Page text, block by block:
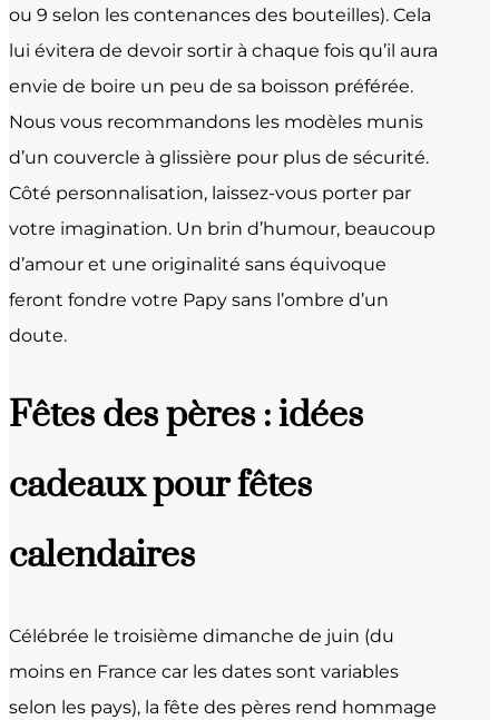
ou 9 selon les contenances des bouteilles). Cela
lui évitera de devoir sortir à chaque fois qu’il aura
envie de boire un peu de sa boisson préférée.
Nous vous recommandons les modèles munis
d’un couvercle à glissière pour plus de sécurité.
Côté personnalisation, laissez-vous porter par
votre imagination. Un brin d’humour, beaucoup
d’amour et une originalité sans équivoque
feront fondre votre Papy sans l’ombre d’un
doute.
Fêtes des pères : idées
cadeaux pour fêtes
calendaires
Célébrée le troisième dimanche de juin (du
moins en France car les dates sont variables
selon les pays), la fête des pères rend hommage